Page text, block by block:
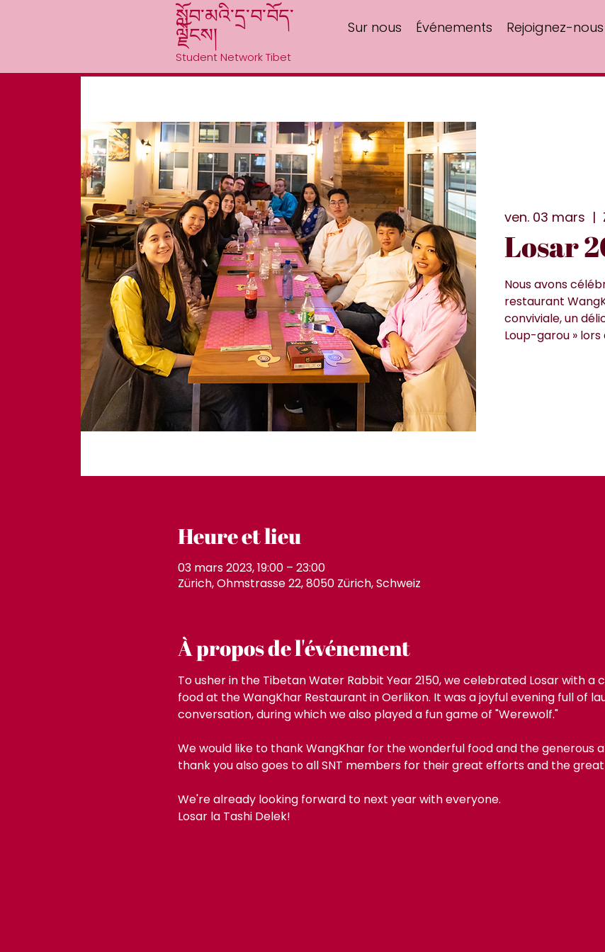
སློབ་མའི་དྲ་བ་བོད་
ལྗོངས།
Student Network Tibet
Sur nous Événements Rejoignez-nous
ven. 03 mars
  |
Losar
Nous avons
restaurant
conviviale, un
Loup-garou » lors
Heure et lieu
03 mars 2023, 19:00 – 23:00
Zürich, Ohmstrasse 22, 8050 Zürich, Schweiz
À propos de l'événement
To usher in the Tibetan Water Rabbit Year 2150, we celebrated Losar with a
food at the WangKhar Restaurant in Oerlikon. It was a joyful evening full of
conversation, during which we also played a fun game of "Werewolf."
We would like to thank WangKhar for the wonderful food and the generous
thank you also goes to all SNT members for their great efforts and the
We're already looking forward to next year with everyone.
Losar la Tashi Delek!